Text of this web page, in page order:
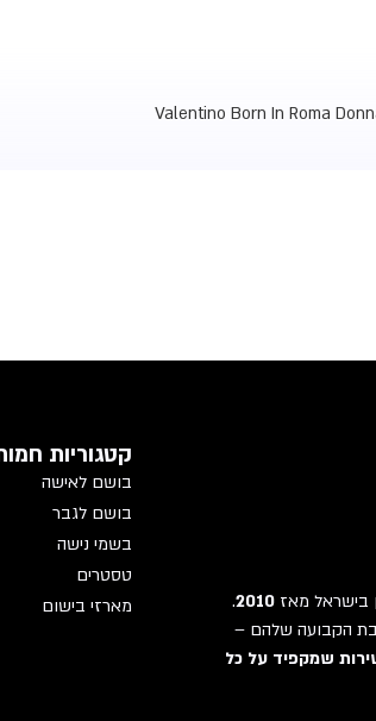
Valentino Born In Roma
בישראל מאז 2010
.
הקבועה שלהם –
שמקפיד על כל
קטגוריות
בושם לאישה
בושם לגבר
בשמי נישה
טסטרים
מארזי בישום